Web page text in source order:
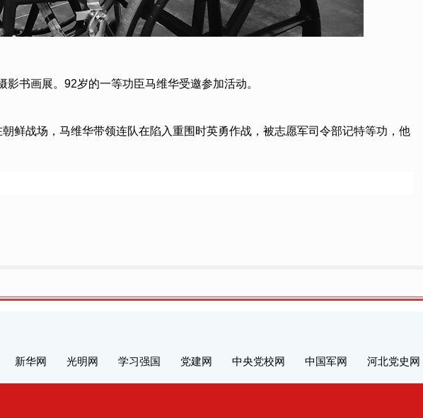
书画展。92岁的一等功臣马维华受邀参加活动。
鲜战场，马维华带领连队在陷入重围时英勇作战，被志愿军司令部记特等功，他
新华网 光明网 学习强国 党建网 中央党校网 中国军网 河北党史网